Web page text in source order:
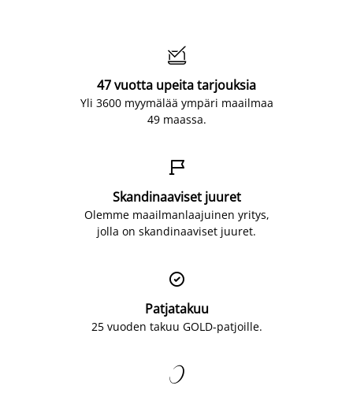

47 vuotta upeita tarjouksia
Yli 3600 myymälää ympäri maailmaa
49 maassa.

Skandinaaviset juuret
Olemme maailmanlaajuinen yritys,
jolla on skandinaaviset juuret.

Patjatakuu
25 vuoden takuu GOLD-patjoille.
